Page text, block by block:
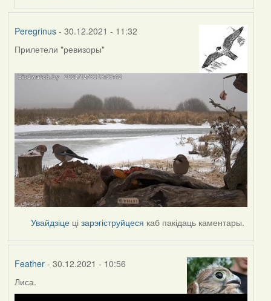
Peregrinus- 30.12.2021 - 11:32
Прилетели "ревизоры"
Увайдзіце цізарэгіструйцеся каб пакідаць каментары.
Feather- 30.12.2021 - 10:56
Лиса.